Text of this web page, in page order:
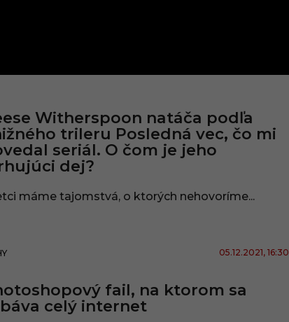
Witherspoon natáča podľa
trileru Posledná vec, čo mi
seriál. O čom je jeho
dej?
máme tajomstvá, o ktorých nehovoríme...
05.12.2021, 16:30
fail, na ktorom sa
celý internet